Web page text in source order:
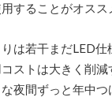
することがオスス
は若干まだLED仕
ストは大きく削
夜間ずっと年中